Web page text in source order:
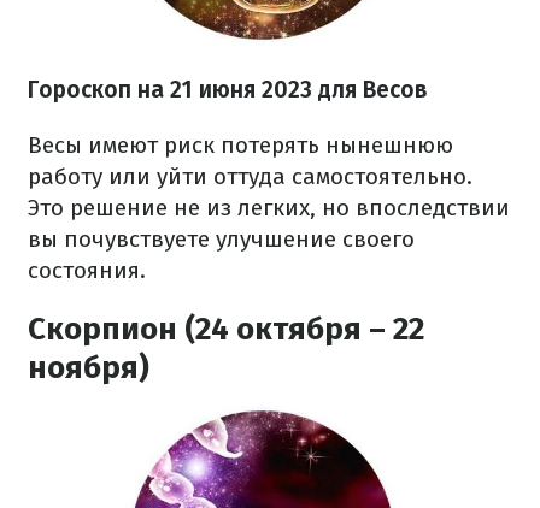
Гороскоп на 21 июня 2023 для Весов
Весы имеют риск потерять нынешнюю
работу или уйти оттуда самостоятельно.
Это решение не из легких, но впоследствии
вы почувствуете улучшение своего
состояния.
Скорпион (24 октября – 22
ноября)